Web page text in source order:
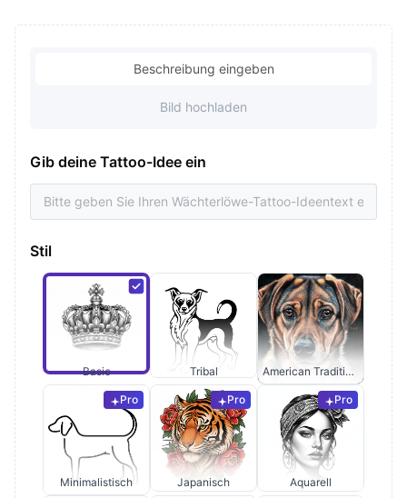
Beschreibung eingeben
Bild hochladen
Gib deine Tattoo-Idee ein
Stil
Basic Tribal American Traditional
Pro
Minimalistisch
Pro
Japanisch
Pro
Aquarell